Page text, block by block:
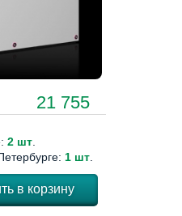
21 755
2 шт
1 шт
в корзину